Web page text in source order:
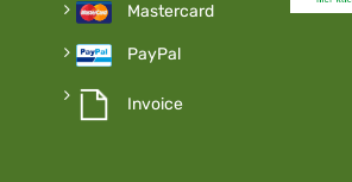
Mastercard
PayPal
Invoice